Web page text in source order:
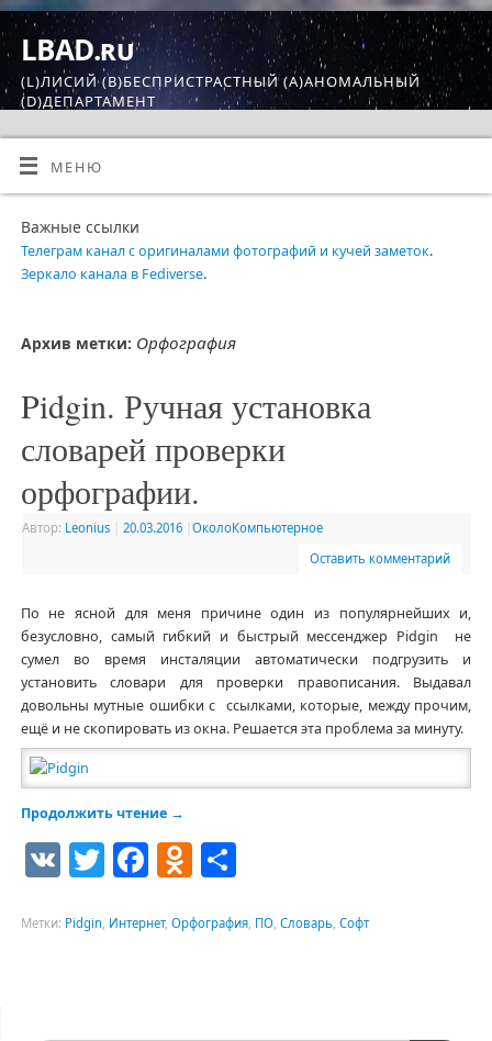
LBAD.ru
(L)ЛИСИЙ (B)БЕСПРИСТРАСТНЫЙ (A)АНОМАЛЬНЫЙ
(D)ДЕПАРТАМЕНТ
МЕНЮ
Важные ссылки
Телеграм канал с оригиналами фотографий и кучей заметок.
Зеркало канала в Fediverse.
Архив метки: Орфография
Pidgin. Ручная установка
словарей проверки
орфографии.
Автор: Leonius 20.03.2016
ОколоКомпьютерное
Оставить комментарий
По не ясной для меня причине один из популярнейших и,
безусловно, самый гибкий и быстрый мессенджер Pidgin не
сумел во время инсталяции автоматически подгрузить и
установить словари для проверки правописания. Выдавал
довольны мутные ошибки с ссылками, которые, между прочим,
ещё и не скопировать из окна. Решается эта проблема за минуту.
Продолжить чтение →
VKTwitter
Facebook
Odnoklassniki
Отправить
Метки: Pidgin, Интернет, Орфография, ПО, Словарь, Софт